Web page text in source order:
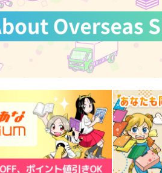
美少女
一緒に遊
件 5
転校先の清楚可憐な美少女
が、昔男子と思って一緒に遊
んだ幼馴染だった件 4
KADOKAWA
748円（税込）
サンプル